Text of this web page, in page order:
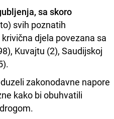
sa skoro
svih poznatih
djela povezana sa
Kuvajtu (2), Saudijskoj
zakonodavne napore
kako bi obuhvatili